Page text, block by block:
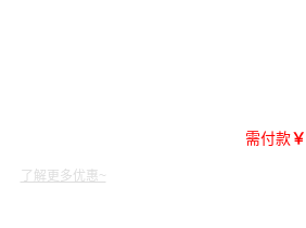
需付款￥
了解更多优惠~